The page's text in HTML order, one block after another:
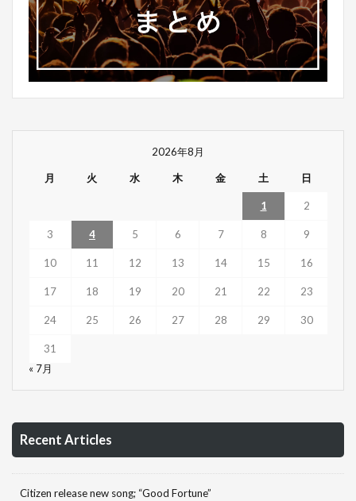
2026年8月
月 火 水 木 金 土 日
1 2
3 4 5 6 7 8 9
10 11 12 13 14 15 16
17 18 19 20 21 22 23
24 25 26 27 28 29 30
31
« 7月
Recent Articles
Citizen release new song; “Good Fortune”